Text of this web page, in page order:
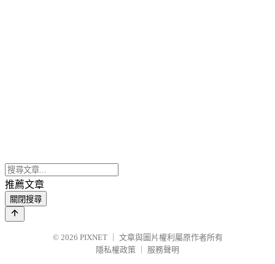
推薦文章
關閉搜尋
© 2026 PIXNET
文章與圖片權利屬原作者所有
隱私權政策
服務聲明